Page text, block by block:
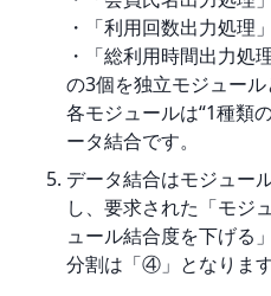
・「利用回数出力処理」
・「総利用時間出力処理
の3個を独立モジュール
各モジュールは“1種類
ータ結合です。
データ結合はモジュー
し、要求された「モジ
ュール結合度を下げる
分割は「④」となります